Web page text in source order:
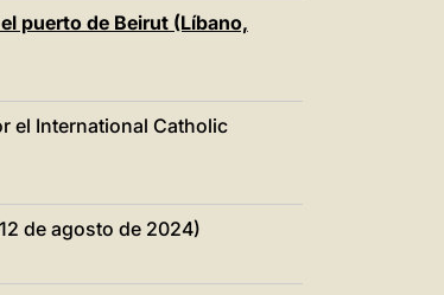
puerto de Beirut (Líbano,
el International Catholic
de agosto de 2024)